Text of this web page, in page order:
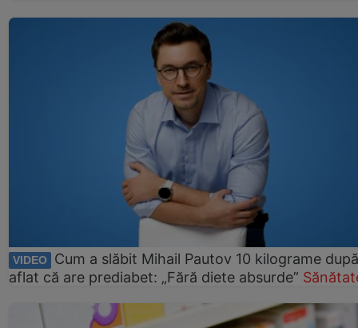
VIDEO
Cum a slăbit Mihail Pautov 10 kilograme
aflat că are prediabet: „Fără diete absurde”